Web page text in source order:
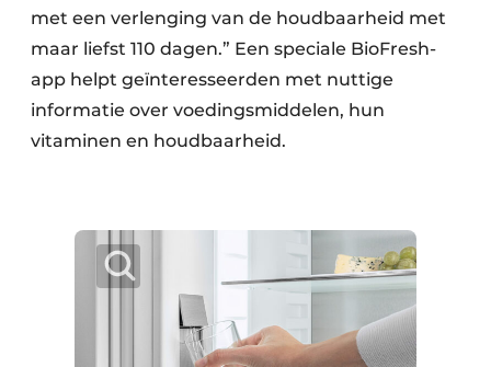
met een verlenging van de houdbaarheid met
maar liefst 110 dagen.” Een speciale BioFresh-
app helpt geïnteresseerden met nuttige
informatie over voedingsmiddelen, hun
vitaminen en houdbaarheid.